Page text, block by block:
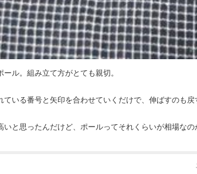
ール。組み立て方がとても親切。
ている番号と矢印を合わせていくだけで、伸ばすのも戻
いと思ったんだけど、ポールってそれくらいが相場な